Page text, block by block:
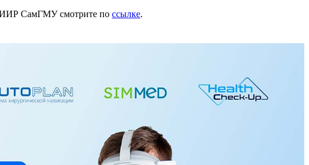
ИИР СамГМУ смотрите по ссылке.